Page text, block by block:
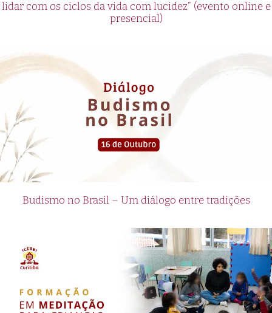
lidar com os ciclos da vida com lucidez” (evento online e
presencial)
Budismo no Brasil – Um diálogo entre tradições